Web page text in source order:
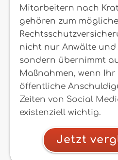
Mitarbeitern nach
gehören zum
nicht nur Anwälte und
sondern übernimmt
Maßnahmen, wenn
öffentliche
Zeiten von Social
existenziell wichtig.
Jetzt